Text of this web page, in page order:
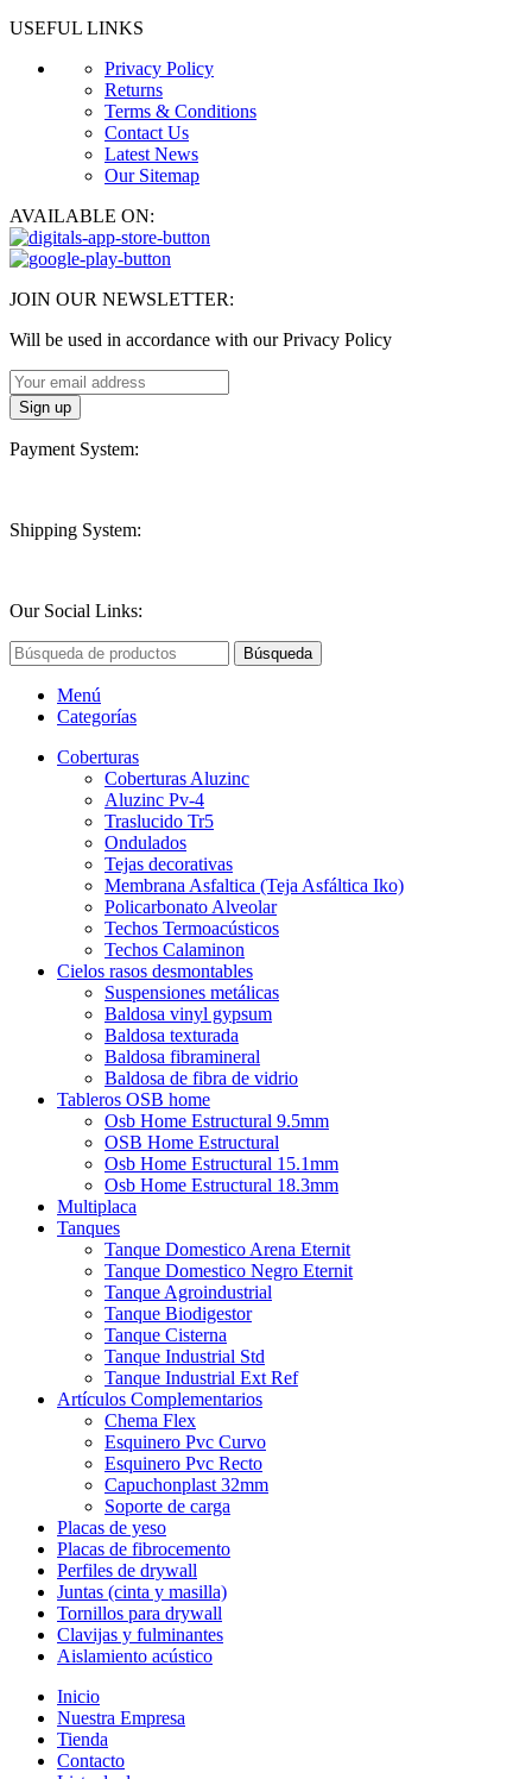
USEFUL LINKS
Privacy Policy
Returns
Terms & Conditions
Contact Us
Latest News
Our Sitemap
AVAILABLE ON:
JOIN OUR NEWSLETTER:
Will be used in accordance with our Privacy Policy
Payment System:
Shipping System:
Our Social Links:
Búsqueda
Menú
Categorías
Coberturas
Coberturas Aluzinc
Aluzinc Pv-4
Traslucido Tr5
Ondulados
Tejas decorativas
Membrana Asfaltica (Teja Asfáltica Iko)
Policarbonato Alveolar
Techos Termoacústicos
Techos Calaminon
Cielos rasos desmontables
Suspensiones metálicas
Baldosa vinyl gypsum
Baldosa texturada
Baldosa fibramineral
Baldosa de fibra de vidrio
Tableros OSB home
Osb Home Estructural 9.5mm
OSB Home Estructural
Osb Home Estructural 15.1mm
Osb Home Estructural 18.3mm
Multiplaca
Tanques
Tanque Domestico Arena Eternit
Tanque Domestico Negro Eternit
Tanque Agroindustrial
Tanque Biodigestor
Tanque Cisterna
Tanque Industrial Std
Tanque Industrial Ext Ref
Artículos Complementarios
Chema Flex
Esquinero Pvc Curvo
Esquinero Pvc Recto
Capuchonplast 32mm
Soporte de carga
Placas de yeso
Placas de fibrocemento
Perfiles de drywall
Juntas (cinta y masilla)
Tornillos para drywall
Clavijas y fulminantes
Aislamiento acústico
Inicio
Nuestra Empresa
Tienda
Contacto